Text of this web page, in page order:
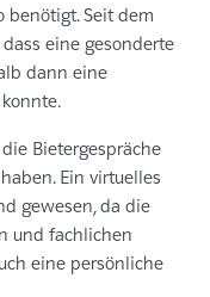
benötigt. Seit dem
eine gesonderte
dann eine
Bietergespräche
Ein virtuelles
gewesen, da die
und fachlichen
eine persönliche